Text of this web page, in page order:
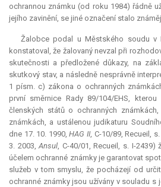
ochrannou známku (od roku 1984) řádně
jejího zavinění, se jiné označení stalo
Žalobce podal u Městského soudu v
konstatoval, že žalovaný nevzal při
skutečnosti a předložené důkazy, na
skutkový stav, a následně nesprávně
1 písm. c) zákona o ochranných
první směrnice Rady 89/104/EHS,
členských států o ochranných
známkách, a ustálenou judikaturu
dne 17. 10. 1990,HAG II, C-10/89, Recueil,
3. 2003,Ansul, C-40/01, Recueil, s. I-2439)
účelem ochranné známky je garantovat
služeb v tom smyslu, že pocházejí od
ochranné známky jsou užívány v souladu